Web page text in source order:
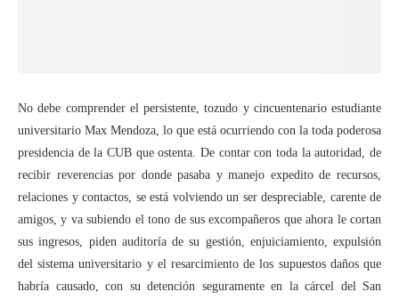
No debe comprender el persistente, tozudo y cincuentenario estudiante
universitario Max Mendoza, lo que está ocurriendo con la toda poderosa
presidencia de la CUB que ostenta. De contar con toda la autoridad, de
recibir reverencias por donde pasaba y manejo expedito de recursos,
relaciones y contactos, se está volviendo un ser despreciable, carente de
amigos, y va subiendo el tono de sus excompañeros que ahora le cortan
sus ingresos, piden auditoría de su gestión, enjuiciamiento, expulsión
del sistema universitario y el resarcimiento de los supuestos daños que
habría causado, con su detención seguramente en la cárcel del San